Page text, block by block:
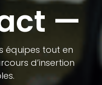
—
équipes tout en
d’insertion